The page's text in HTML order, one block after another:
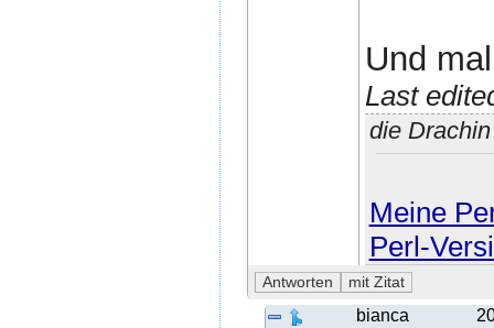
Und
Last
die
Meine
Perl-
bianca